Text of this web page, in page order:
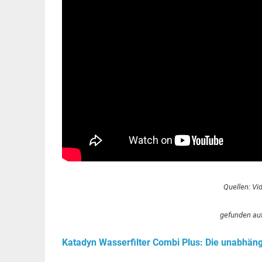
Quellen:
gefunden
Katadyn Wasserfilter Combi Plus: Die